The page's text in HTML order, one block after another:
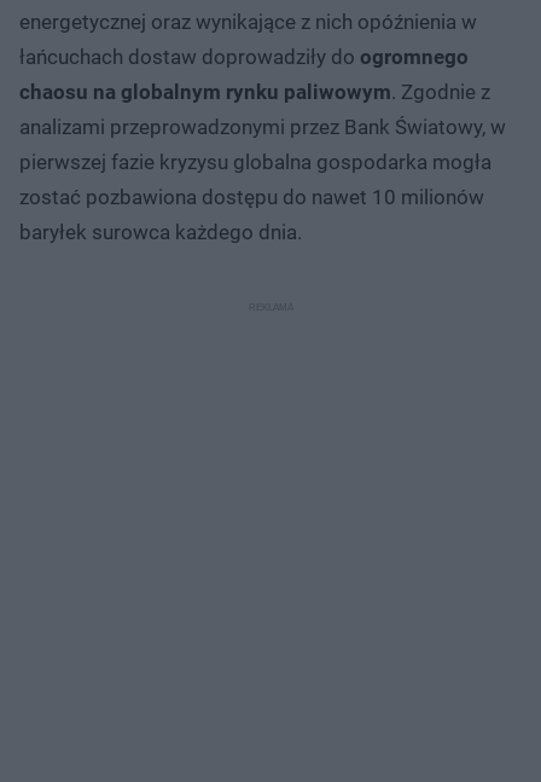
energetycznej oraz wynikające z nich opóźnienia w
łańcuchach dostaw doprowadziły do ogromnego
chaosu na globalnym rynku paliwowym. Zgodnie z
analizami przeprowadzonymi przez Bank Światowy, w
pierwszej fazie kryzysu globalna gospodarka mogła
zostać pozbawiona dostępu do nawet 10 milionów
baryłek surowca każdego dnia.